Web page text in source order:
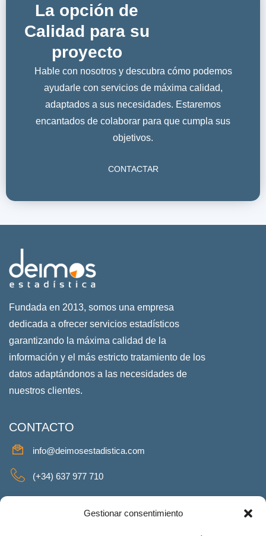
Gestionar consentimiento
La opción de
Calidad para su
proyecto
Hable con nosotros y descubra cómo podemos
ayudarle con servicios de máxima calidad,
adaptados a sus necesidades. Estaremos
encantados de colaborar para que cumpla sus
objetivos.
CONTACTAR
Fundada en 2013, somos una empresa
dedicada a ofrecer servicios estadísticos
garantizando la máxima calidad de la
información y el más estricto tratamiento de los
datos adaptándonos a las necesidades de
nuestros clientes.
CONTACTO
info@deimosestadistica.com
(+34) 637 977 710